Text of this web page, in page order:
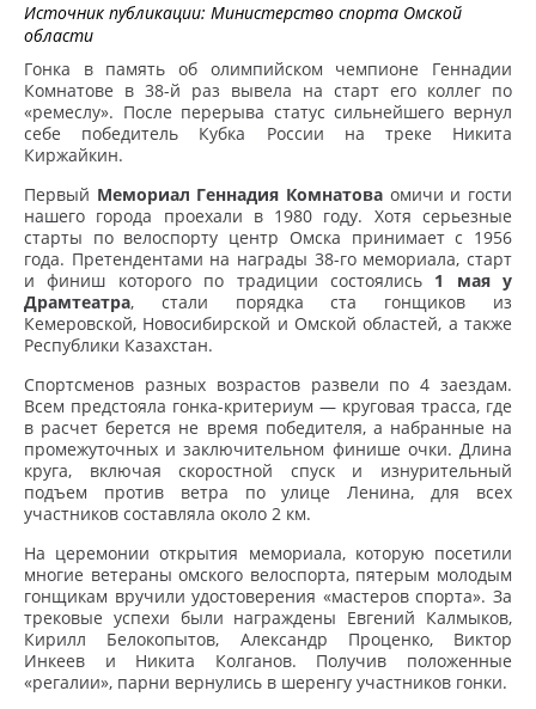
Источник публикации: Министерство спорта Омской
области
Гонка в память об олимпийском чемпионе Геннадии
Комнатове в 38-й раз вывела на старт его коллег по
«ремеслу». После перерыва статус сильнейшего вернул
себе победитель Кубка России на треке Никита
Киржайкин.
Первый Мемориал Геннадия Комнатова омичи и гости
нашего города проехали в 1980 году. Хотя серьезные
старты по велоспорту центр Омска принимает с 1956
года. Претендентами на награды 38-го мемориала, старт
и финиш которого по традиции состоялись 1 мая у
Драмтеатра, стали порядка ста гонщиков из
Кемеровской, Новосибирской и Омской областей, а также
Республики Казахстан.
Спортсменов разных возрастов развели по 4 заездам.
Всем предстояла гонка-критериум — круговая трасса, где
в расчет берется не время победителя, а набранные на
промежуточных и заключительном финише очки. Длина
круга, включая скоростной спуск и изнурительный
подъем против ветра по улице Ленина, для всех
участников составляла около 2 км.
На церемонии открытия мемориала, которую посетили
многие ветераны омского велоспорта, пятерым молодым
гонщикам вручили удостоверения «мастеров спорта». За
трековые успехи были награждены Евгений Калмыков,
Кирилл Белокопытов, Александр Проценко, Виктор
Инкеев и Никита Колганов. Получив положенные
«регалии», парни вернулись в шеренгу участников гонки.